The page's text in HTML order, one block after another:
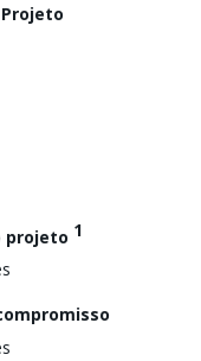
projeto 1